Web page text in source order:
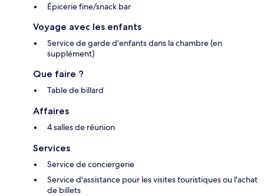
Épicerie fine/snack bar
Voyage avec les enfants
Service de garde d'enfants dans la chambre (en
supplément)
Que faire ?
Table de billard
Affaires
4 salles de réunion
Services
Service de conciergerie
Service d'assistance pour les visites touristiques ou l'achat
de billets